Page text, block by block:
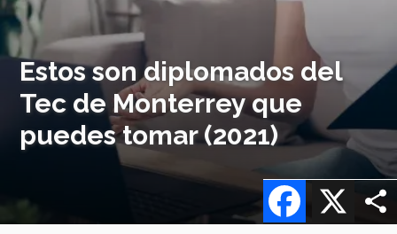
Estos son diplomados del
Tec de Monterrey que
puedes tomar (2021)
X
Facebook